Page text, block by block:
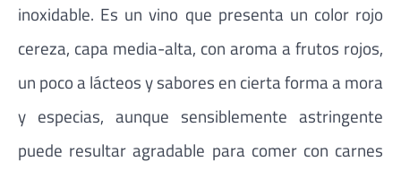
inoxidable. Es un vino que presenta un color rojo
cereza, capa media-alta, con aroma a frutos rojos,
un poco a lácteos y sabores en cierta forma a mora
y especias, aunque sensiblemente astringente
puede resultar agradable para comer con carnes